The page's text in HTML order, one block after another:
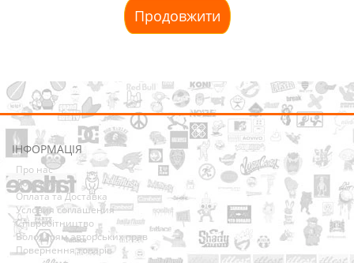
Продовжити
ІНФОРМАЦІЯ
Про нас
Доставка
Оплата та Доставка
Условия соглашения
Співробітництво
Володарям авторських прав
Повернення товарів